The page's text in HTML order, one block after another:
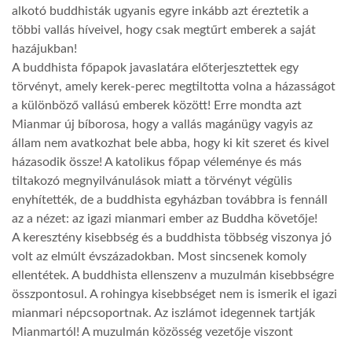
GLOBOZSARU
DOBRAVERO.HU
LATIMO.HU
GLOBOBOOK
alkotó buddhisták ugyanis egyre inkább azt éreztetik a
többi vallás híveivel, hogy csak megtűrt emberek a saját
hazájukban!
A buddhista főpapok javaslatára előterjesztettek egy
törvényt, amely kerek-perec megtiltotta volna a házasságot
a különböző vallású emberek között! Erre mondta azt
Mianmar új bíborosa, hogy a vallás magánügy vagyis az
állam nem avatkozhat bele abba, hogy ki kit szeret és kivel
házasodik össze! A katolikus főpap véleménye és más
tiltakozó megnyilvánulások miatt a törvényt végülis
enyhítették, de a buddhista egyházban továbbra is fennáll
az a nézet: az igazi mianmari ember az Buddha követője!
A keresztény kisebbség és a buddhista többség viszonya jó
volt az elmúlt évszázadokban. Most sincsenek komoly
ellentétek. A buddhista ellenszenv a muzulmán kisebbségre
összpontosul. A rohingya kisebbséget nem is ismerik el igazi
mianmari népcsoportnak. Az iszlámot idegennek tartják
Mianmartól! A muzulmán közösség vezetője viszont